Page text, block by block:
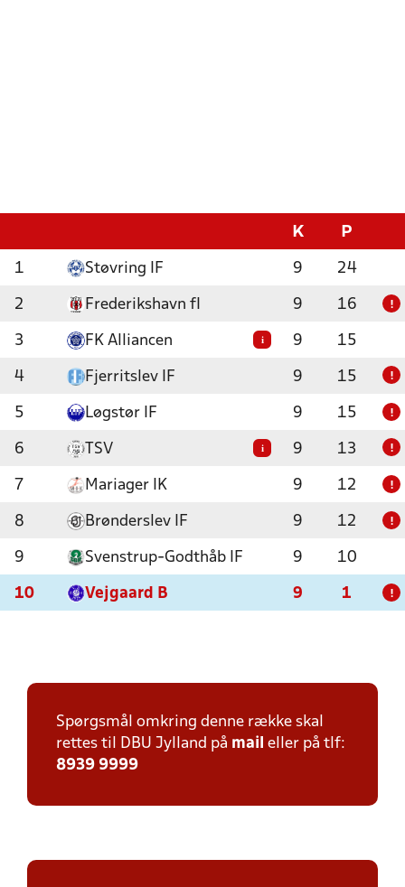
K P
1 Støvring IF 9 24
2 Frederikshavn fI 9 16 !
3 FK Alliancen i 9 15
4 Fjerritslev IF 9 15 !
5 Løgstør IF 9 15 !
6 TSV i 9 13 !
7 Mariager IK 9 12 !
8 Brønderslev IF 9 12 !
9 Svenstrup-Godthåb IF 9 10
10 Vejgaard B 9 1 !
Spørgsmål omkring denne række skal
rettes til DBU Jylland på mail eller på tlf:
8939 9999